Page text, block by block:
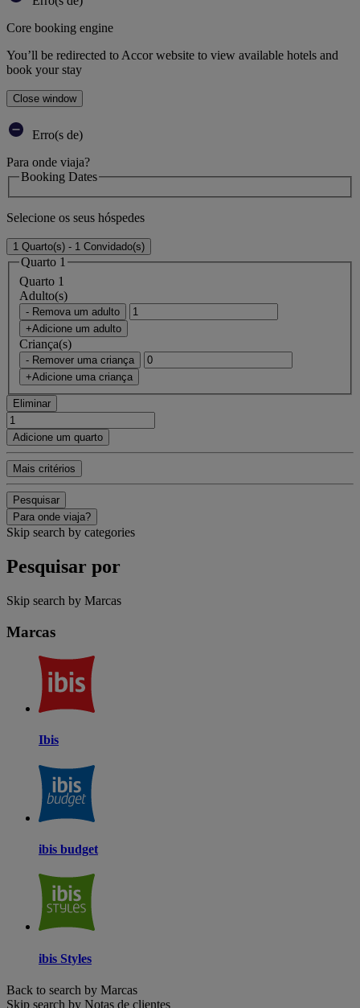
Core booking engine
You’ll be redirected to Accor website to view available hotels and
book your stay
Close window
Erro(s de)
Para onde viaja?
Booking Dates
Selecione os seus hóspedes
1 Quarto(s) - 1 Convidado(s)
Quarto 1
Quarto 1
Adulto(s)
- Remova um adulto
+Adicione um adulto
Criança(s)
- Remover uma criança
+Adicione uma criança
Eliminar
Adicione um quarto
Mais critérios
Pesquisar
Para onde viaja?
Skip search by categories
Pesquisar por
Skip search by Marcas
Marcas
Ibis
ibis budget
ibis Styles
Back to search by Marcas
Skip search by Notas de clientes